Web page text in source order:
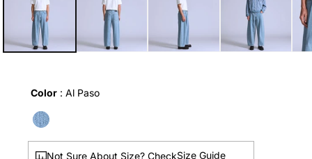
modal
Color : Al PasoColor
Not Sure About Size? CheckSize Guide